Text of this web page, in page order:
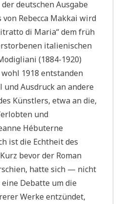
deutschen Ausgabe
von Rebecca Makkai wird
di Maria“ dem früh
italienischen
(1884-1920)
1918 entstanden
Ausdruck an andere
Künstlers, etwa an die,
und
Hébuterne
ist die Echtheit des
bevor der Roman
hatte sich — nicht
Debatte um die
Werke entzündet,